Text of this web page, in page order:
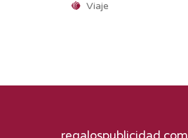
Viaje